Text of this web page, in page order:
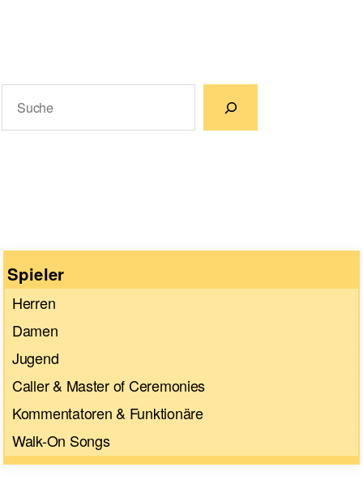
Spieler
Herren
Damen
Jugend
Caller & Master of Ceremonies
Kommentatoren & Funktionäre
Walk-On Songs